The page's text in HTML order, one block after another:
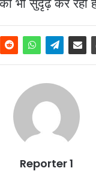
भी सुदृढ़ कर रही
Reporter 1